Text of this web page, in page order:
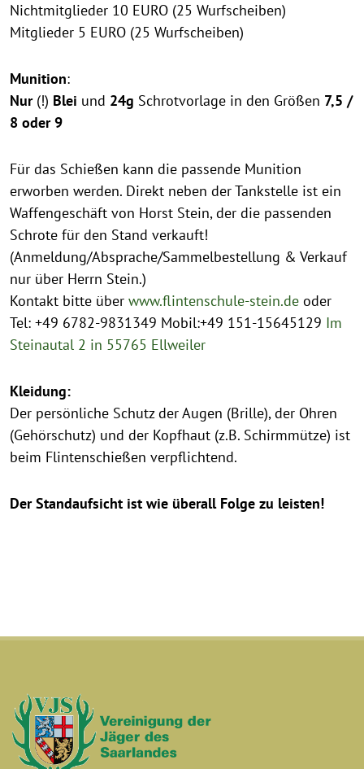
Nichtmitglieder 10 EURO (25 Wurfscheiben)
Mitglieder 5 EURO (25 Wurfscheiben)
Munition:
Nur(!) Blei und 24g Schrotvorlage in den Größen 7,5 /
8 oder 9
Für das Schießen kann die passende Munition
erworben werden. Direkt neben der Tankstelle ist ein
Waffengeschäft von Horst Stein, der die passenden
Schrote für den Stand verkauft!
(Anmeldung/Absprache/Sammelbestellung & Verkauf
nur über Herrn Stein.)
Kontakt bitte über www.flintenschule-stein.de oder
Tel: +49 6782-9831349 Mobil:+49 151-15645129 Im
Steinautal 2 in 55765 Ellweiler
Kleidung:
Der persönliche Schutz der Augen (Brille), der Ohren
(Gehörschutz) und der Kopfhaut (z.B. Schirmmütze) ist
beim Flintenschießen verpflichtend.
Der Standaufsicht ist wie überall Folge zu leisten!